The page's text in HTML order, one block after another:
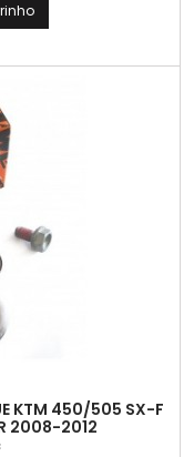
KTM 450/505 SX-F
2008-2012